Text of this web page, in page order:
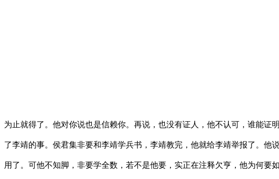
为止就得了。他对你说也是信赖你。再说，也没有证人，他不认可，谁能证明
了李靖的事。侯君集非要和李靖学兵书，李靖教完，他就给李靖举报了。
用了。可他不知脚，非要学全数，若不是他要，实正在注释欠亨，他为何